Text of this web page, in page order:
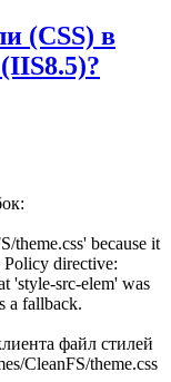
(CSS) в
theme.css' because it
directive:
'style-src-elem' was
a fallback.
файл стилей
CleanFS/theme.css